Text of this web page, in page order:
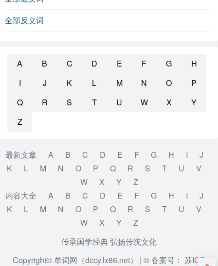
全部反义词
A B C D E F G
H
I
J K L M N O
P
Q
R S T U W X
Y
Z
最新文章 A B C D E F G H I
J
K
L M N O P Q R S T U
V
W
X Y
Z
内容大全
A B C D E F G H I
J
K
L M N O P Q R S T U
V
W
X Y
Z
传承国学经典 弘扬传统文化
Copyright© 单词网（dccy.lx86.net） | © 备案号： 苏ICP